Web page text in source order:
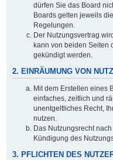
dürfen Sie das Board
Boards gelten jeweils
Regelungen.
Der Nutzungsvertrag
kann von beiden Seiten
gekündigt werden.
2. EINRÄUMUNG VON
Mit dem Erstellen eines
einfaches, zeitlich und
unentgeltliches Recht,
nutzen.
Das Nutzungsrecht
Kündigung des
3. PFLICHTEN DES